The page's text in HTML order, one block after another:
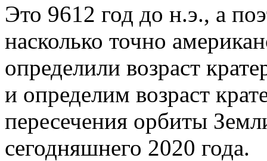
Это 9612 год до н.э., а
насколько точно
определили возраст
и определим возраст
пересечения орбиты
сегодняшнего 2020 года.